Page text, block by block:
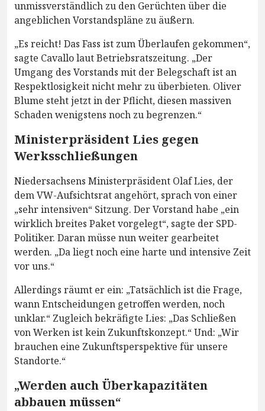
unmissverständlich zu den Gerüchten über die
angeblichen Vorstandspläne zu äußern.
„Es reicht! Das Fass ist zum Überlaufen gekommen“,
sagte Cavallo laut Betriebsratszeitung. „Der
Umgang des Vorstands mit der Belegschaft ist an
Respektlosigkeit nicht mehr zu überbieten. Oliver
Blume steht jetzt in der Pflicht, diesen massiven
Schaden wenigstens noch zu begrenzen.“
Ministerpräsident Lies gegen
Werksschließungen
Niedersachsens Ministerpräsident Olaf Lies, der
dem VW-Aufsichtsrat angehört, sprach von einer
„sehr intensiven“ Sitzung. Der Vorstand habe „ein
wirklich breites Paket vorgelegt“, sagte der SPD-
Politiker. Daran müsse nun weiter gearbeitet
werden. „Da liegt noch eine harte und intensive Zeit
vor uns.“
Allerdings räumt er ein: „Tatsächlich ist die Frage,
wann Entscheidungen getroffen werden, noch
unklar.“ Zugleich bekräfigte Lies: „Das Schließen
von Werken ist kein Zukunftskonzept.“ Und: „Wir
brauchen eine Zukunftsperspektive für unsere
Standorte.“
„Werden auch Überkapazitäten
abbauen müssen“